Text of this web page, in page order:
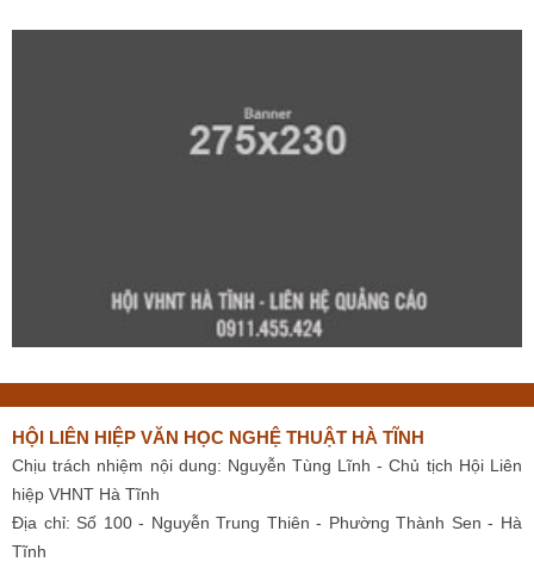
HỘI LIÊN HIỆP VĂN HỌC NGHỆ THUẬT HÀ TĨNH
Chịu trách nhiệm nội dung: Nguyễn Tùng Lĩnh - Chủ tịch Hội Liên
hiệp VHNT Hà Tĩnh
Địa chỉ: Số 100 - Nguyễn Trung Thiên - Phường Thành Sen - Hà
Tĩnh